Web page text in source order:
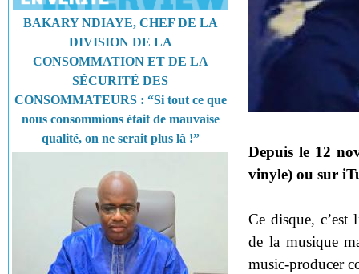
BAKARY NDIAYE, CHEF DE LA
DIVISION DE LA
CONSOMMATION ET DE LA
SÉCURITÉ DES
CONSOMMATEURS : “Si tout ce que
nous consommions était de mauvaise
qualité, on ne serait plus là !”
Depuis le 12
vinyle) ou sur
Ce disque, c’est
de la musique
music-producer